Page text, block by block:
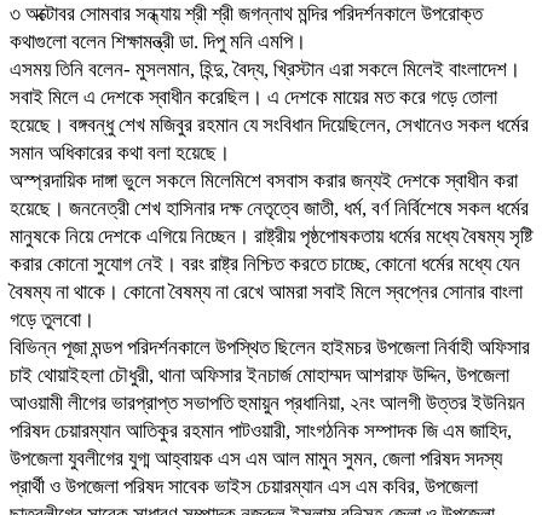
৩ অক্টোবর সোমবার সন্ধ্যায় শ্রী শ্রী জগন্নাথ মন্দির পরিদর্শনকালে উপরোক্ত
কথাগুলো বলেন শিক্ষামন্ত্রী ডা. দিপু মনি এমপি।
এসময় তিনি বলেন- মুসলমান, হিন্দু, বৈদ্য, খ্রিস্টান এরা সকলে মিলেই বাংলাদেশ।
সবাই মিলে এ দেশকে স্বাধীন করেছিল। এ দেশকে মায়ের মত করে গড়ে তোলা
হয়েছে। বঙ্গবন্ধু শেখ মজিবুর রহমান যে সংবিধান দিয়েছিলেন, সেখানেও সকল ধর্মের
সমান অধিকারের কথা বলা হয়েছে।
অস্প্রদায়িক দাঙ্গা ভুলে সকলে মিলেমিশে বসবাস করার জন্যই দেশকে স্বাধীন করা
হয়েছে। জননেত্রী শেখ হাসিনার দক্ষ নেতৃত্বে জাতী, ধর্ম, বর্ণ নির্বিশেষে সকল ধর্মের
মানুষকে নিয়ে দেশকে এগিয়ে নিচ্ছেন। রাষ্ট্রীয় পৃষ্ঠপোষকতায় ধর্মের মধ্যে বৈষম্য সৃষ্টি
করার কোনো সুযোগ নেই। বরং রাষ্ট্র নিশ্চিত করতে চাচ্ছে, কোনো ধর্মের মধ্যে যেন
বৈষম্য না থাকে। কোনো বৈষম্য না রেখে আমরা সবাই মিলে স্বপ্নের সোনার বাংলা
গড়ে তুলবো।
বিভিন্ন পূজা মন্ডপ পরিদর্শনকালে উপস্থিত ছিলেন হাইমচর উপজেলা নির্বাহী অফিসার
চাই থোয়াইহলা চৌধুরী, থানা অফিসার ইনচার্জ মোহাম্মদ আশরাফ উদ্দিন, উপজেলা
আওয়ামী লীগের ভারপ্রাপ্ত সভাপতি হুমায়ুন প্রধানিয়া, ২নং আলগী উত্তর ইউনিয়ন
পরিষদ চেয়ারম্যান আতিকুর রহমান পাটওয়ারী, সাংগঠনিক সম্পাদক জি এম জাহিদ,
উপজেলা যুবলীগের যুগ্ম আহ্বায়ক এস এম আল মামুন সুমন, জেলা পরিষদ সদস্য
প্রার্থী ও উপজেলা পরিষদ সাবেক ভাইস চেয়ারম্যান এস এম কবির, উপজেলা